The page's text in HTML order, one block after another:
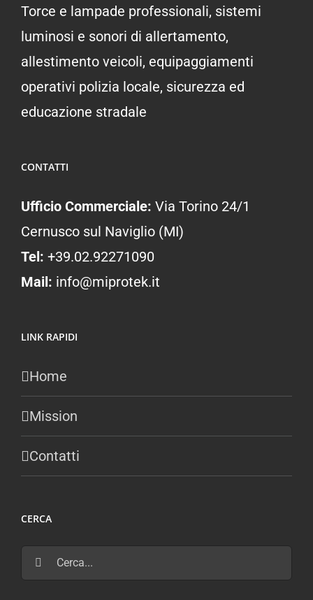
Torce e lampade professionali, sistemi
luminosi e sonori di allertamento,
allestimento veicoli, equipaggiamenti
operativi polizia locale, sicurezza ed
educazione stradale
CONTATTI
Ufficio Commerciale: Via Torino 24/1
Cernusco sul Naviglio (MI)
Tel: +39.02.92271090
Mail: info@miprotek.it
LINK RAPIDI
Home
Mission
Contatti
CERCA
Cerca
per: